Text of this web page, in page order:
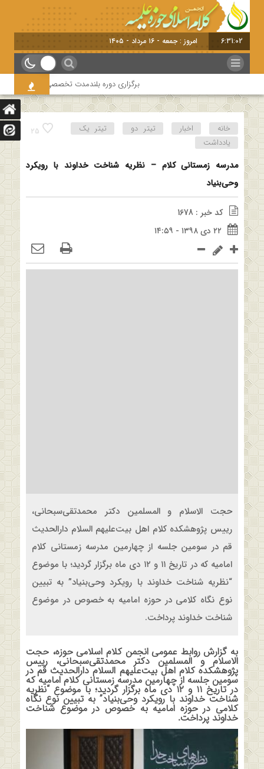
6:31:03 امروز : جمعه - ۱۶ مرداد - ۱۴۰۵
برگزاری دوره بلندمدت تخصصی و کارگاه آموزشی
25 خانه اخبار تیتر دو
تیتر یک
یادداشت
مدرسه زمستانی کلام – نظریه شناخت خداوند با رویکرد
وحی‌بنیاد
کد خبر : 1678
۲۲ دی ۱۳۹۸ - ۱۴:۵۹
حجت الاسلام و المسلمین دکتر محمدتقی‌سبحانی،
رییس پژوهشکده کلام اهل‌ بیت‌علیهم السلام دارالحدیث
قم در سومین جلسه از چهارمین مدرسه زمستانی کلام
امامیه که در تاریخ ۱۱ و ۱۲ دی ماه برگزار گردید؛ با موضوع
“نظریه شناخت خداوند با رویکرد وحی‌بنیاد” به تبیین
نوع نگاه کلامی در حوزه امامیه به خصوص در موضوع
شناخت خداوند پرداخت.
به گزارش روابط عمومی انجمن کلام اسلامی حوزه، حجت
الاسلام و المسلمین دکتر محمدتقی‌سبحانی، رییس
پژوهشکده کلام اهل‌ بیت‌علیهم السلام دارالحدیث قم در
سومین جلسه از چهارمین مدرسه زمستانی کلام امامیه که
در تاریخ ۱۱ و ۱۲ دی ماه برگزار گردید؛ با موضوع “نظریه
شناخت خداوند با رویکرد وحی‌بنیاد” به تبیین نوع نگاه
کلامی در حوزه امامیه به خصوص در موضوع شناخت
خداوند پرداخت.